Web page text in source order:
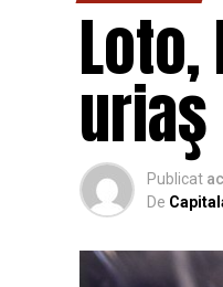
Publicat
De